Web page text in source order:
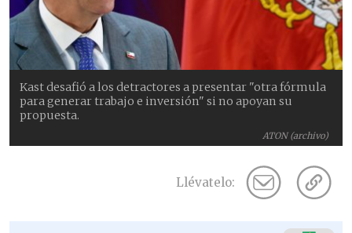
ATON (archivo)
Kast desafió a los detractores a presentar "otra fórmula
para generar trabajo e inversión" si no apoyan su
propuesta.
Llévatelo: